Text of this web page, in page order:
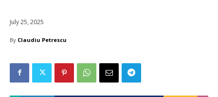
July 25, 2025
By Claudiu Petrescu